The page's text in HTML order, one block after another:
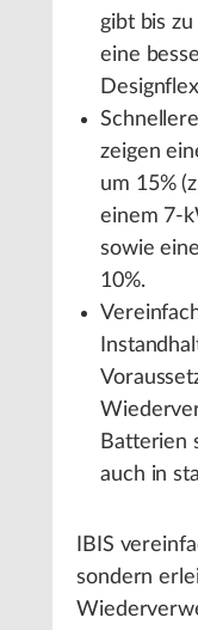
gibt bis
eine
zeigen
um 15%
einem 7-
sowie
10%.
Batterien
auch in
IBIS
sondern